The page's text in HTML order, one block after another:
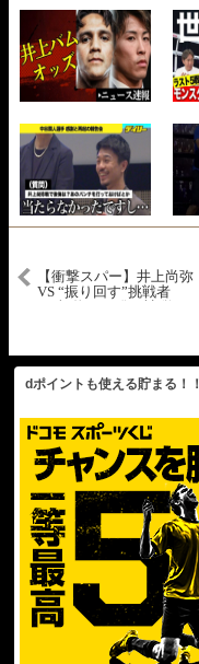
【衝撃スパー】井上尚弥
VS “振り回す”挑戦者
説｜
dポイントも使える貯まる！！